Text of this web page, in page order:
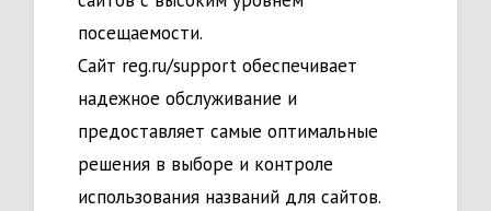
посещаемости.
Сайт reg.ru/support обеспечивает
надежное обслуживание и
предоставляет самые оптимальные
решения в выборе и контроле
использования названий для сайтов.